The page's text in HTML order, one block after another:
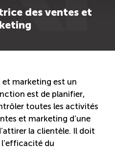
des ventes et
et marketing est un
est de planifier,
toutes les activités
et marketing d’une
la clientèle. Il doit
l’efficacité du